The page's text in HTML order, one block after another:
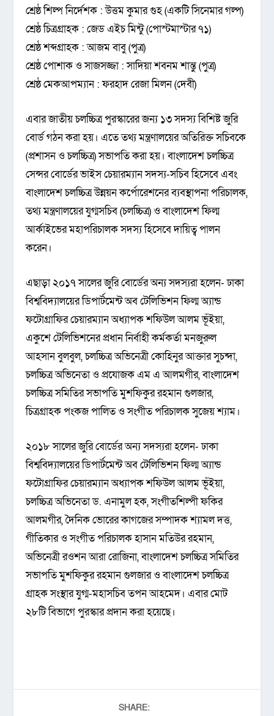
শ্রেষ্ঠ শিল্প নির্দেশক : উত্তম কুমার গুহ (একটি সিনেমার গল্প)
শ্রেষ্ঠ চিত্রগ্রাহক : জেড এইচ মিন্টু (পোস্টমাস্টার ৭১)
শ্রেষ্ঠ শব্দগ্রাহক : আজম বাবু (পুত্র)
শ্রেষ্ঠ পোশাক ও সাজসজ্জা : সাদিয়া শবনম শান্তু (পুত্র)
শ্রেষ্ঠ মেকআপম্যান : ফরহাদ রেজা মিলন (দেবী)
এবার জাতীয় চলচ্চিত্র পুরস্কারের জন্য ১৩ সদস্য বিশিষ্ট জুরি
বোর্ড গঠন করা হয়। এতে তথ্য মন্ত্রণালয়ের অতিরিক্ত সচিবকে
(প্রশাসন ও চলচ্চিত্র) সভাপতি করা হয়। বাংলাদেশ চলচ্চিত্র
সেন্সর বোর্ডের ভাইস চেয়ারম্যান সদস্য-সচিব হিসেবে এবং
বাংলাদেশ চলচ্চিত্র উন্নয়ন কর্পোরেশনের ব্যবস্থাপনা পরিচালক,
তথ্য মন্ত্রণালয়ের যুগ্মসচিব (চলচ্চিত্র) ও বাংলাদেশ ফিল্ম
আর্কাইভের মহাপরিচালক সদস্য হিসেবে দায়িত্ব পালন
করেন।
এছাড়া ২০১৭ সালের জুরি বোর্ডের অন্য সদস্যরা হলেন- ঢাকা
বিশ্ববিদ্যালয়ের ডিপার্টমেন্ট অব টেলিভিশন ফিল্ম অ্যান্ড
ফটোগ্রাফির চেয়ারম্যান অধ্যাপক শফিউল আলম ভূঁইয়া,
একুশে টেলিভিশনের প্রধান নির্বাহী কর্মকর্তা মনজুরুল
আহসান বুলবুল, চলচ্চিত্র অভিনেত্রী কোহিনুর আক্তার সুচন্দা,
চলচ্চিত্র অভিনেতা ও প্রযোজক এম এ আলমগীর, বাংলাদেশ
চলচ্চিত্র সমিতির সভাপতি মুশফিকুর রহমান গুলজার,
চিত্রগ্রাহক পংকজ পালিত ও সংগীত পরিচালক সুজেয় শ্যাম।
২০১৮ সালের জুরি বোর্ডের অন্য সদস্যরা হলেন- ঢাকা
বিশ্ববিদ্যালয়ের ডিপার্টমেন্ট অব টেলিভিশন ফিল্ম অ্যান্ড
ফটোগ্রাফির চেয়ারম্যান অধ্যাপক শফিউল আলম ভূঁইয়া,
চলচ্চিত্র অভিনেতা ড. এনামুল হক, সংগীতশিল্পী ফকির
আলমগীর, দৈনিক ভোরের কাগজের সম্পাদক শ্যামল দত্ত,
গীতিকার ও সংগীত পরিচালক হাসান মতিউর রহমান,
অভিনেত্রী রওশন আরা রোজিনা, বাংলাদেশ চলচ্চিত্র সমিতির
সভাপতি মুশফিকুর রহমান গুলজার ও বাংলাদেশ চলচ্চিত্র
গ্রাহক সংস্থার যুগ্ম-মহাসচিব তপন আহমেদ। এবার মোট
২৮টি বিভাগে পুরস্কার প্রদান করা হয়েছে।
SHARE: